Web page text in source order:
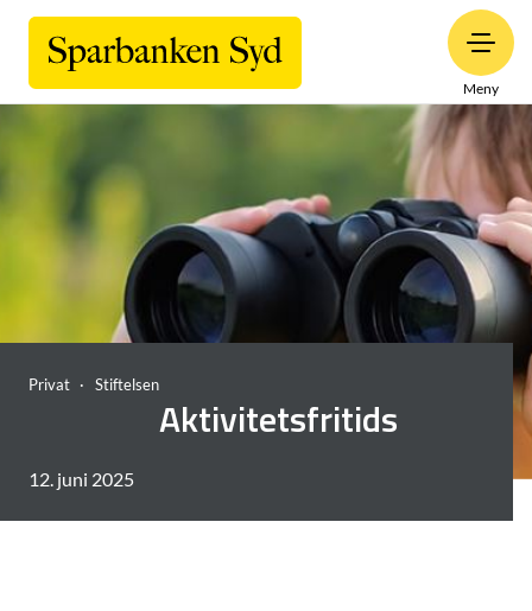
Meny
Privat Stiftelsen
Aktivitetsfritids
12. juni 2025